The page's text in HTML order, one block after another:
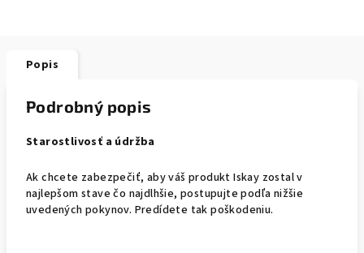
Popis
Podrobný popis
Starostlivosť a údržba
Ak chcete zabezpečiť, aby váš produkt Iskay zostal v
najlepšom stave čo najdlhšie, postupujte podľa nižšie
uvedených pokynov. Predídete tak poškodeniu.